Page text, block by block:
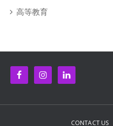
高等教育
CONTACT US